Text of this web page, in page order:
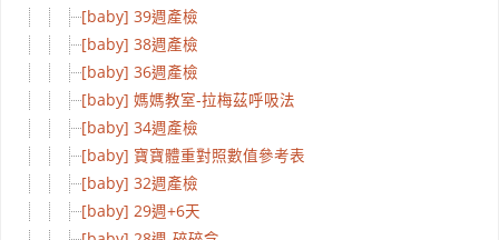
[baby] 39週產檢
[baby] 38週產檢
[baby] 36週產檢
[baby] 媽媽教室-拉梅茲呼吸法
[baby] 34週產檢
[baby] 寶寶體重對照數值參考表
[baby] 32週產檢
[baby] 29週+6天